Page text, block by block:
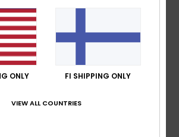
2026
for money
: 5/5
5/5
ONLY FI SHIPPING ONLY
VIEW ALL COUNTRIES